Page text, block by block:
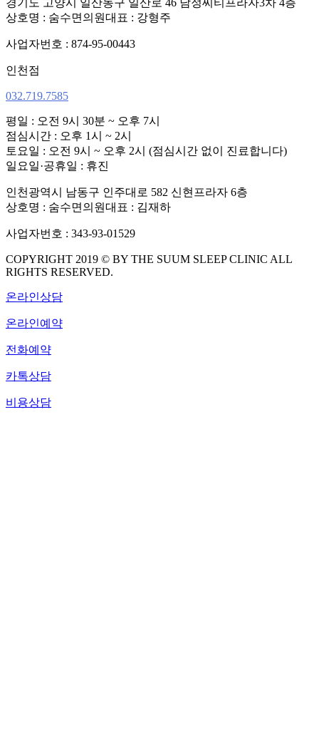
경기도 고양시 일산동구 일산로 46 남정씨티프라자3차 4층
상호명 : 숨수면의원대표 : 강형주
사업자번호 : 874-95-00443
인천점
032.719.7585
평일 : 오전 9시 30분 ~ 오후 7시
점심시간 : 오후 1시 ~ 2시
토요일 : 오전 9시 ~ 오후 2시 (점심시간 없이 진료합니다)
일요일·공휴일 : 휴진
인천광역시 남동구 인주대로 582 신현프라자 6층
상호명 : 숨수면의원대표 : 김재하
사업자번호 : 343-93-01529
COPYRIGHT 2019 © BY THE SUUM SLEEP CLINIC ALL
RIGHTS RESERVED.
온라인상담
온라인예약
전화예약
카톡상담
비용상담